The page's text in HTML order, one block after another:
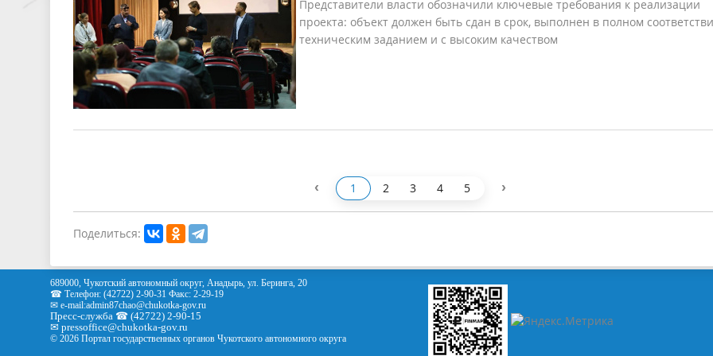
Представители власти обозначили ключевые требования к реализации
проекта: объект должен быть сдан в срок, выполнен в полном
техническим заданием и с высоким качеством
‹ 1 2 3 4 5 ›
Поделиться:
689000, Чукотский автономный округ, Анадырь, ул. Беринга, 20
☎ Телефон: (42722) 2-90-31 Факс: 2-29-19
✉ e-mail:admin87chao@chukotka-gov.ru
Пресс-служба ☎ (42722) 2-90-15
✉ pressoffice@chukotka-gov.ru
© 2026 Портал государственных органов Чукотского автономного округа